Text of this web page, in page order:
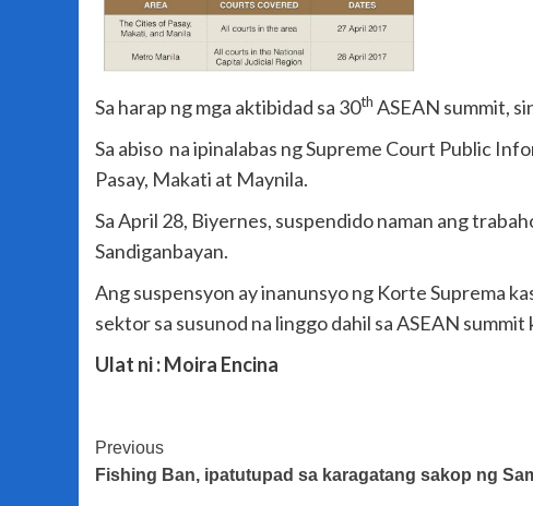
Sa harap ng mga aktibidad sa 30th ASEAN summit,
Sa abiso na ipinalabas ng Supreme Court Public
Pasay, Makati at Maynila.
Sa April 28, Biyernes, suspendido naman ang
Sandiganbayan.
Ang suspensyon ay inanunsyo ng Korte Suprema
sektor sa susunod na linggo dahil sa ASEAN
Ulat ni : Moira Encina
Post
Navigation
Previous
Fishing Ban, ipatutupad sa karagatang sakop ng